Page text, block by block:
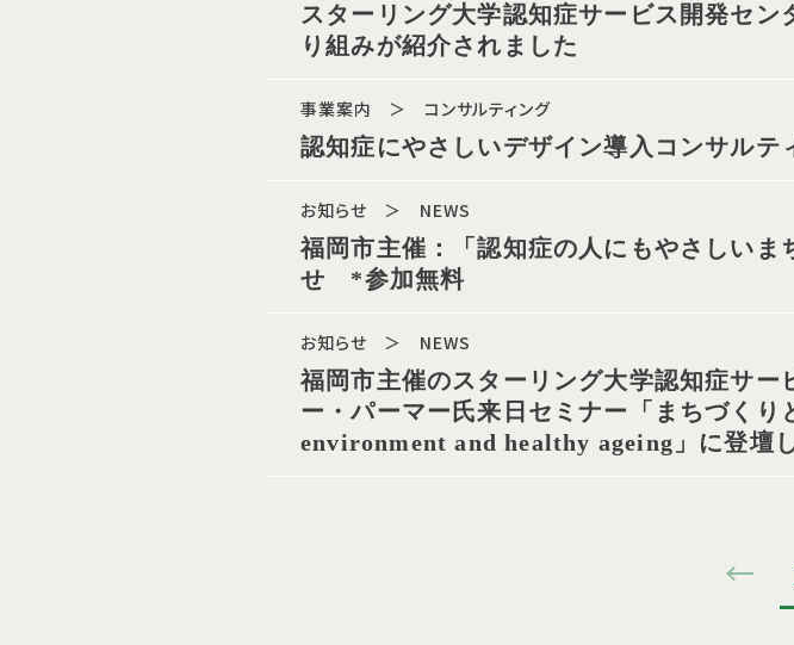
スターリング大学認知症サービス開発セン
り組みが紹介されました
事業案内 ＞ コンサルティング
認知症にやさしいデザイン導入コンサルテ
お知らせ ＞ NEWS
福岡市主催：「認知症の人にもやさしいま
せ *参加無料
お知らせ ＞ NEWS
福岡市主催のスターリング大学認知症サー
ー・パーマー氏来日セミナー「まちづく
environment and healthy ageing」に登壇
←